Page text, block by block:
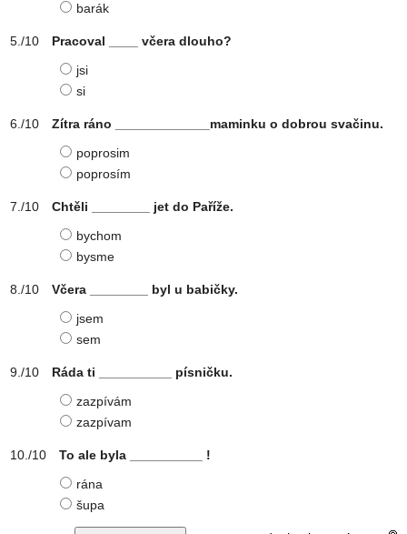
barák
Pracoval ____ včera dlouho?
jsi
si
Zítra ráno _____________maminku o dobrou svačinu.
poprosim
poprosím
Chtěli ________ jet do Paříže.
bychom
bysme
Včera ________ byl u babičky.
jsem
sem
Ráda ti __________ písničku.
zazpívám
zazpívam
To ale byla __________ !
rána
šupa